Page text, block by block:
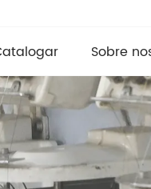
Sobre